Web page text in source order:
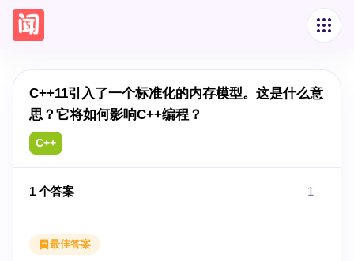
C++11引入了一个标准化的内存模型。这是什么意
思？它将如何影响C++编程？
C++
1 个答案 1
最佳答案